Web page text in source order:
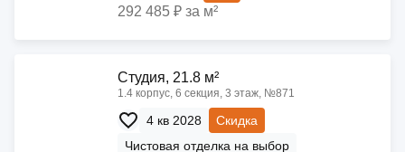
292 485 ₽ за м²
Cтудия, 21.8 м²
1.4 корпус, 6 секция, 3 этаж, №871
4 кв 2028
Скидка
Чистовая отделка на выбор